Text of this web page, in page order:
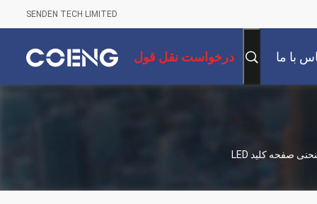
SENDEN TECH LIMITED
با ما درخواست نقل قول